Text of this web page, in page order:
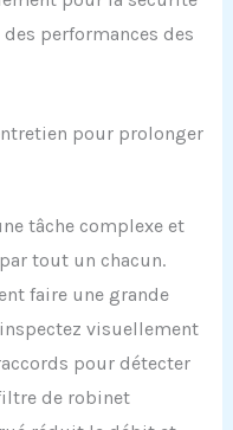
performances des
pour prolonger
tâche complexe et
tout un chacun.
faire une grande
visuellement
pour détecter
de robinet